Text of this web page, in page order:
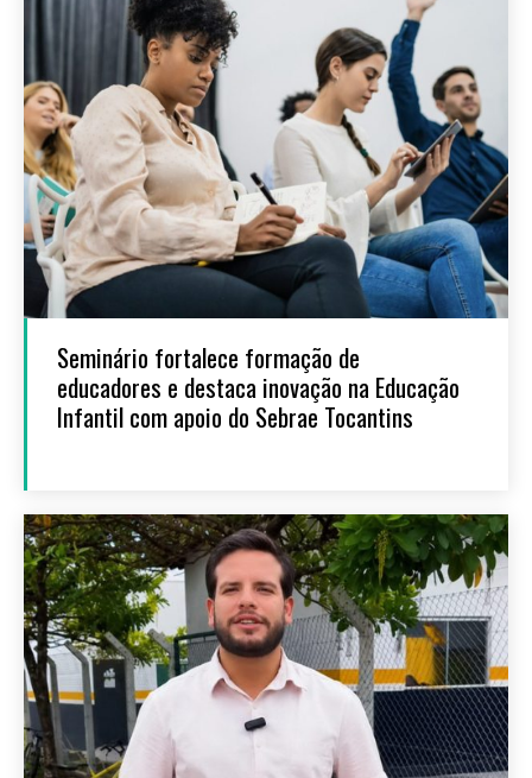
Seminário fortalece formação de
educadores e destaca inovação na Educação
Infantil com apoio do Sebrae Tocantins